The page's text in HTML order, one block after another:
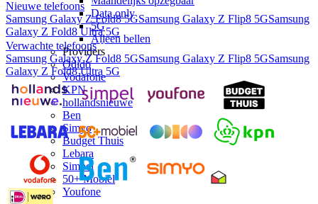
Data only
5G
Alleen bellen
Providers
Odido
Vodafone
KPN
hollandsnieuwe
Ben
Simyo
Budget Thuis
Lebara
Simpel
50+ Mobiel
Youfone
Nieuwe telefoons
Samsung Galaxy Z Fold8 5GSamsung Galaxy Z Flip8 5GSamsung
Galaxy Z Fold8 Ultra 5G
Verwachte telefoons
Samsung Galaxy Z Fold8 5GSamsung Galaxy Z Flip8 5GSamsung
Galaxy Z Fold8 Ultra 5G